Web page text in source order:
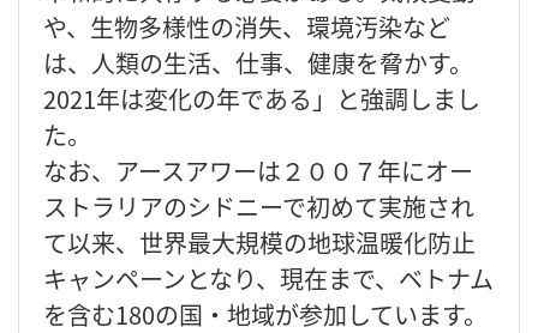
や、生物多様性の消失、環境汚染など
は、人類の生活、仕事、健康を脅かす。
2021年は変化の年である」と強調しまし
た。
なお、アースアワーは２００７年にオー
ストラリアのシドニーで初めて実施され
て以来、世界最大規模の地球温暖化防止
キャンペーンとなり、現在まで、ベトナム
を含む180の国・地域が参加しています。